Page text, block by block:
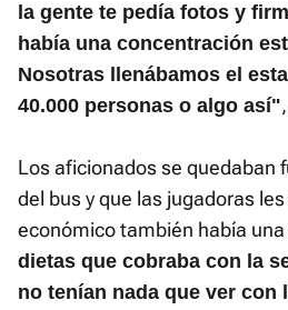
la gente te pedía fotos y
había una concentración
Nosotras llenábamos el
40.000 personas o algo así"
Los aficionados se quedaban
del bus y que las jugadoras
económico también había
dietas que cobraba con la
no tenían nada que ver con